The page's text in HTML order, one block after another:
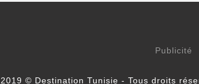
Publicité
2019 © Destination Tunisie - Tous droits